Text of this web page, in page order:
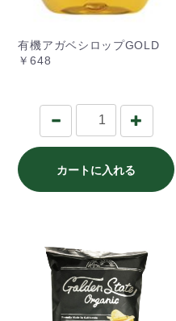
有機アガベシロップGOLD
￥648
カートに入れる